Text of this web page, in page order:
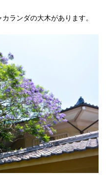
ランダの大木があります。